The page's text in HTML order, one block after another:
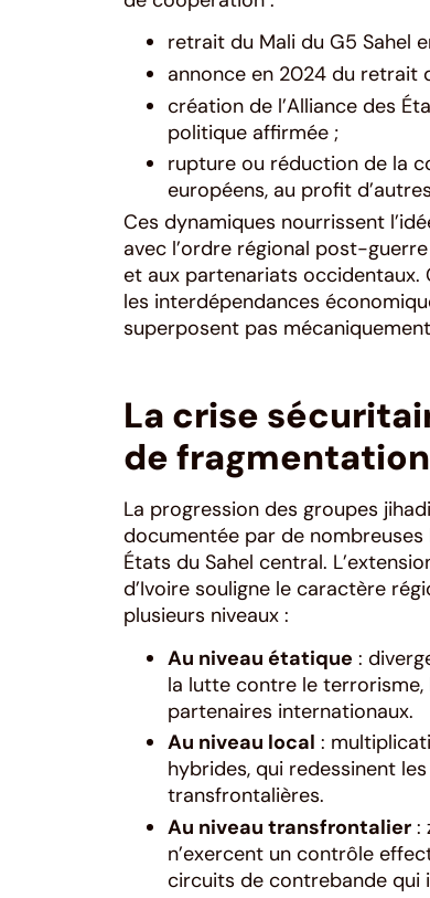
retrait du Mali du G5 Sahel
annonce en 2024 du retrait
création de l’Alliance des
politique affirmée ;
rupture ou réduction de la
européens, au profit
Ces dynamiques nourrissent
avec l’ordre régional post-
et aux partenariats occidentaux.
les interdépendances
superposent pas
La crise
de fragmentation
La progression des groupes
documentée par de
États du Sahel central.
d’Ivoire souligne le caractère
plusieurs niveaux :
Au niveau étatique :
la lutte contre le terrorisme,
partenaires internationaux.
Au niveau local :
hybrides, qui redessinent
transfrontalières.
Au niveau transfrontalier :
n’exercent un contrôle
circuits de contrebande qui